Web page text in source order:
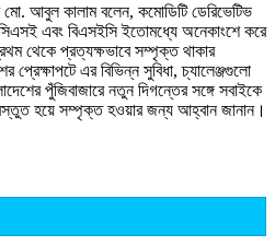
মো. আবুল কালাম বলেন, কমোডিটি ডেরিভেটিভ
এবং বিএসইসি ইতোমধ্যে অনেকাংশে করে
থেকে প্রত্যক্ষভাবে সম্পৃক্ত থাকার
প্রেক্ষাপটে এর বিভিন্ন সুবিধা, চ্যালেঞ্জগুলো
পুঁজিবাজারে নতুন দিগন্তের সঙ্গে সবাইকে
হয়ে সম্পৃক্ত হওয়ার জন্য আহ্বান জানান।